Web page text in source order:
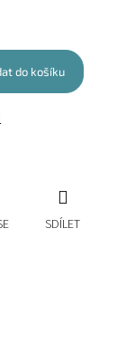
do košíku
SDÍLET